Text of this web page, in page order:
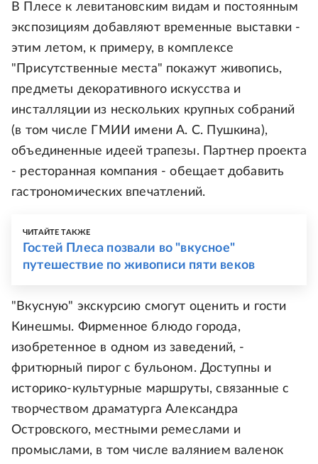
В Плесе к левитановским видам и постоянным
экспозициям добавляют временные выставки -
этим летом, к примеру, в комплексе
"Присутственные места" покажут живопись,
предметы декоративного искусства и
инсталляции из нескольких крупных собраний
(в том числе ГМИИ имени А. С. Пушкина),
объединенные идеей трапезы. Партнер проекта
- ресторанная компания - обещает добавить
гастрономических впечатлений.
ЧИТАЙТЕ ТАКЖЕ
Гостей Плеса позвали во "вкусное"
путешествие по живописи пяти веков
"Вкусную" экскурсию смогут оценить и гости
Кинешмы. Фирменное блюдо города,
изобретенное в одном из заведений, -
фритюрный пирог с бульоном. Доступны и
историко-культурные маршруты, связанные с
творчеством драматурга Александра
Островского, местными ремеслами и
промыслами, в том числе валянием валенок